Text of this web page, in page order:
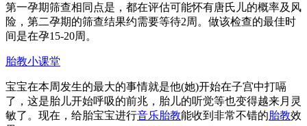
第一孕期筛查相同点是，都在评估可能怀有唐氏儿的概率及风
险，第二孕期的筛查结果约需要等待2周。做该检查的最佳时
间是在孕15-20周。
胎教小课堂
宝宝在本周发生的最大的事情就是他(她)开始在子宫中打嗝
了，这是胎儿开始呼吸的前兆，胎儿的听觉等也变得越来月灵
敏了。现在，给胎宝宝进行音乐胎教能收到非常不错的胎教效